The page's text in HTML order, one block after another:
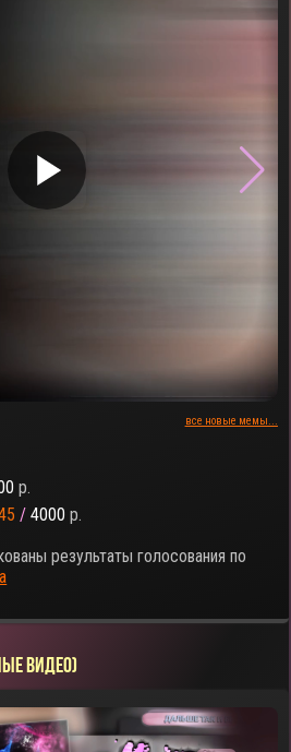
▶
все новые мемы...
р.
/ 4000 р.
результаты голосования по
ВИДЕО)